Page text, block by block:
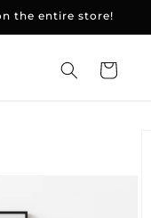
the entire store!
Basket